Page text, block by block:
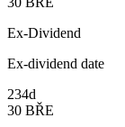
Ex-Dividend
Ex-dividend date
234d
30 BŘE